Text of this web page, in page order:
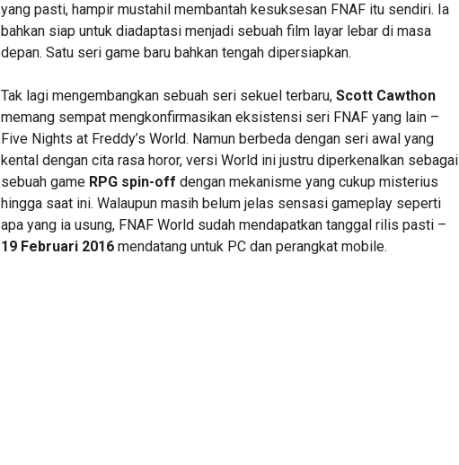
yang pasti, hampir mustahil membantah kesuksesan FNAF itu sendiri. Ia
bahkan siap untuk diadaptasi menjadi sebuah film layar lebar di masa
depan. Satu seri game baru bahkan tengah dipersiapkan.
Tak lagi mengembangkan sebuah seri sekuel terbaru,Scott Cawthon
memang sempat mengkonfirmasikan eksistensi seri FNAF yang lain –
Five Nights at Freddy’s World. Namun berbeda dengan seri awal yang
kental dengan cita rasa horor, versi World ini justru diperkenalkan sebagai
sebuah game RPG spin-off dengan mekanisme yang cukup misterius
hingga saat ini. Walaupun masih belum jelas sensasi gameplay seperti
apa yang ia usung, FNAF World sudah mendapatkan tanggal rilis pasti –
19 Februari 2016mendatang untuk PC dan perangkat mobile.